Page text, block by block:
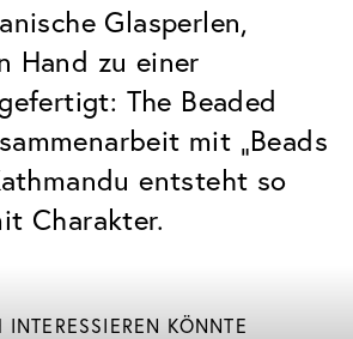
Glasperlen,
Hand zu einer
The Beaded
mit „Beads
entsteht so
Charakter.
KÖNNTE